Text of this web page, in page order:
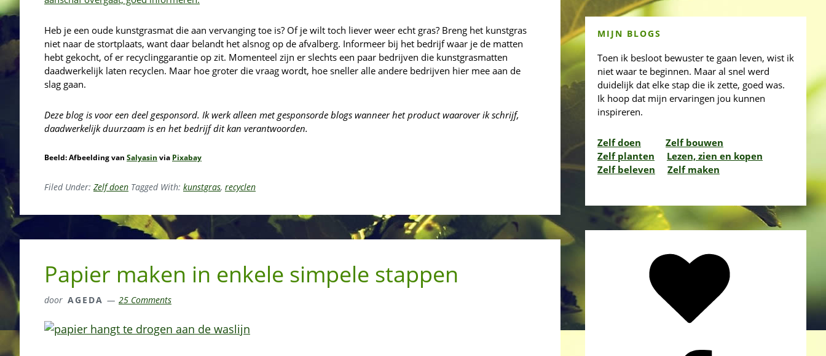
Heb je een oude kunstgrasmat die aan vervanging toe is? Of je wilt toch liever weer echt gras? Breng het kunstgras
niet naar de stortplaats, want daar belandt het alsnog op de afvalberg. Informeer bij het bedrijf waar je de matten
hebt gekocht, of er recyclinggarantie op zit. Momenteel zijn er slechts een paar bedrijven die kunstgrasmatten
daadwerkelijk laten recyclen. Maar hoe groter die vraag wordt, hoe sneller alle andere bedrijven hier mee aan de
slag gaan.
Deze blog is voor een deel gesponsord. Ik werk alleen met gesponsorde blogs wanneer het product waarover ik schrijf,
daadwerkelijk duurzaam is en het bedrijf dit kan verantwoorden.
Beeld: Afbeelding van Salyasin via Pixabay
Filed Under: Zelf doen Tagged With: kunstgras, recyclen
Papier maken in enkele simpele stappen
door AGEDA 25 Comments
MIJN BLOGS
Toen ik besloot bewuster te gaan leven, wist ik
niet waar te beginnen. Maar al snel werd
duidelijk dat elke stap die ik zette, goed was.
Ik hoop dat mijn ervaringen jou kunnen
inspireren.
Zelf doen
Zelf bouwen
Zelf planten
Lezen, zien en kopen
Zelf beleven
Zelf maken